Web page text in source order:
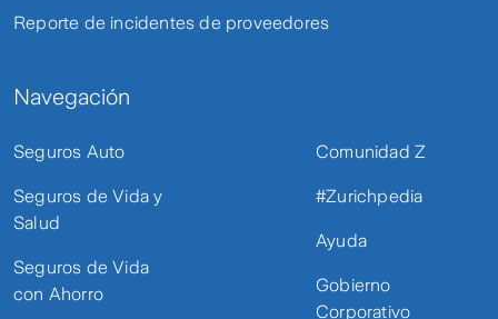
Reporte de incidentes de proveedores
Navegación
Seguros Auto
Seguros de Vida y
Salud
Seguros de Vida
con Ahorro
Comunidad Z
#Zurichpedia
Ayuda
Gobierno
Corporativo